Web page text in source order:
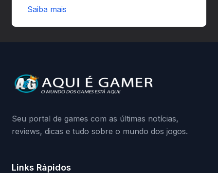
preload e avisa que quem usar versões não
da Playground: negação do preload,
medidas contra acessos não autorizados
Saiba mais
Seu portal de games com as últimas notícias,
reviews, dicas e tudo sobre o mundo dos jogos.
Links Rápidos